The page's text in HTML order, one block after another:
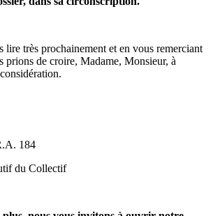
lire très prochainement et en vous remerciant
prions de croire, Madame, Monsieur, à
184
du Collectif